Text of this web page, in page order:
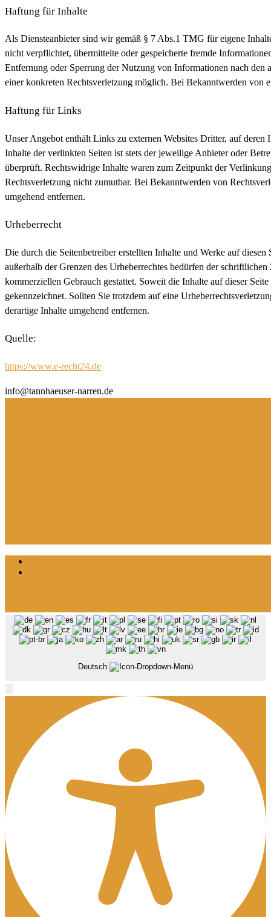
Haftung für Inhalte
Als Diensteanbieter sind wir gemäß § 7 Abs.1 TMG für eigene
nicht verpflichtet, übermittelte oder gespeicherte fremde
Entfernung oder Sperrung der Nutzung von Informationen nach
einer konkreten Rechtsverletzung möglich. Bei Bekanntwerden von
Haftung für Links
Unser Angebot enthält Links zu externen Websites Dritter, auf
Inhalte der verlinkten Seiten ist stets der jeweilige Anbieter oder
überprüft. Rechtswidrige Inhalte waren zum Zeitpunkt der
Rechtsverletzung nicht zumutbar. Bei Bekanntwerden von
umgehend entfernen.
Urheberrecht
Die durch die Seitenbetreiber erstellten Inhalte und Werke auf
außerhalb der Grenzen des Urheberrechtes bedürfen der
kommerziellen Gebrauch gestattet. Soweit die Inhalte auf dieser
gekennzeichnet. Sollten Sie trotzdem auf eine
derartige Inhalte umgehend entfernen.
Quelle:
https://www.e-recht24.de
info@tannhaeuser-narren.de
Deutsch